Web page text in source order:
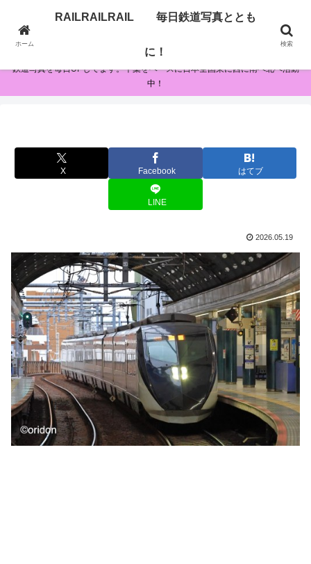
RAILRAILRAIL 毎日鉄道写真とともに！
鉄道写真を毎日UPしてます。千葉をベースに日本全国東に西に南へ北へ活動
中！
X Facebook はてブ
LINE
2026.05.19
ホーム
RAILRAILRAIL 毎日鉄道写真ととも
に！
検索